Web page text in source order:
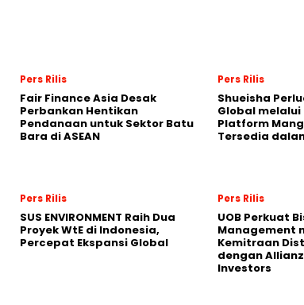
Pers Rilis
Fair Finance Asia Desak
Perbankan Hentikan
Pendanaan untuk Sektor Batu
Bara di ASEAN
Pers Rilis
Shueisha
Global melalui
Platform
Tersedia
Pers Rilis
SUS ENVIRONMENT Raih Dua
Proyek WtE di Indonesia,
Percepat Ekspansi Global
Pers Rilis
UOB Perkuat
Management
Kemitraan
dengan
Investors